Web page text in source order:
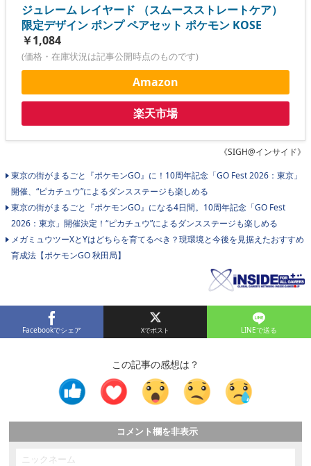
ジュレーム レイヤード （スムースストレートケア）
限定デザイン ポンプ ペアセット ポケモン KOSE
￥1,084
(価格・在庫状況は記事公開時点のものです)
Amazon
楽天市場
《SIGH@インサイド》
東京の街がまるごと『ポケモンGO』に！10周年記念「GO Fest 2026：東京」
開催、“ピカチュウ”によるダンスステージも楽しめる
東京の街がまるごと『ポケモンGO』になる4日間。10周年記念「GO Fest
2026：東京」開催決定！“ピカチュウ”によるダンスステージも楽しめる
メガミュウツーXとYはどちらを育てるべき？現環境と今後を見据えたおすすめ
育成法【ポケモンGO 秋田局】
Facebookでシェア LINEで送る
この記事の感想は？
コメント欄を非表示